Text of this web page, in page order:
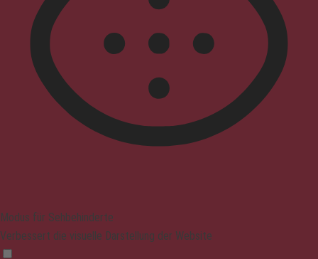
Modus für Sehbehinderte
Verbessert die visuelle Darstellung der Website